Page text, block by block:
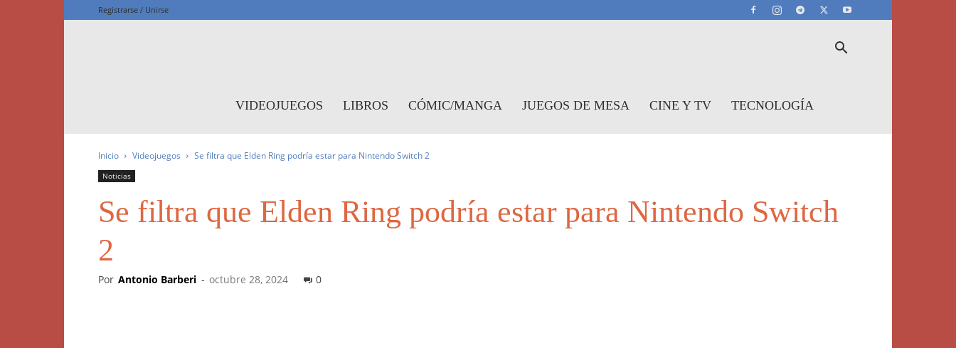
Registrarse / Unirse
VIDEOJUEGOS LIBROS CÓMIC/MANGA JUEGOS DE MESA CINE Y TV TECNOLOGÍA
Inicio Videojuegos Se filtra que Elden Ring podría estar para Nintendo Switch 2
Noticias
Se filtra que Elden Ring podría estar para Nintendo Switch
2
Por Antonio Barberi - octubre 28, 2024 0